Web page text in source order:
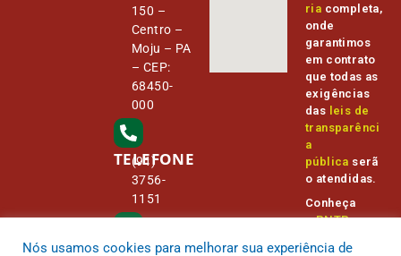
150 –
Centro –
Moju – PA
– CEP:
68450-
000
TELEFONE
(91)
3756-
1151
ria completa,
onde
garantimos
em contrato
que todas as
exigências
das leis de
transparênci
a
pública serã
o atendidas.
Conheça
oPNTPe
Nós usamos cookies para melhorar sua experiência de